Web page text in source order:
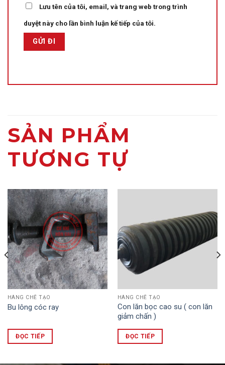
Lưu tên của tôi, email, và trang web trong trình
duyệt này cho lần bình luận kế tiếp của tôi.
SẢN PHẨM
TƯƠNG TỰ
HÀNG CHẾ TẠO
Bu lông cóc ray
ĐỌC TIẾP
HÀNG CHẾ TẠO
Con lăn bọc cao su ( con lăn
giảm chấn )
ĐỌC TIẾP